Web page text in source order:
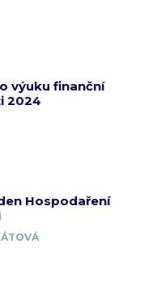
výuku finanční
2024
Hospodaření